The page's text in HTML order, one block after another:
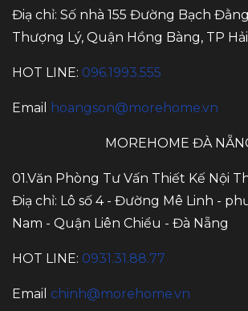
Điạ chỉ: Số nhà 155 Đường Bạch
Thượng Lý, Quận Hồng Bàng, TP
HOT LINE: 096.1993.555
Email hoangson@morehome.vn
MOREHOME ĐÀ
01.Văn Phòng Tư Vấn Thiết Kế Nội
Điạ chỉ: Lô số 4 - Đường Mê Linh -
Nam - Quận Liên Chiểu - Đà Nẵng
HOT LINE: 0931.31.88.77
Email chinh@morehome.vn